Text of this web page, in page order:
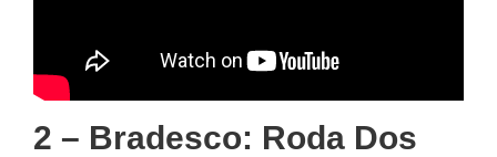
2 – Bradesco: Roda Dos